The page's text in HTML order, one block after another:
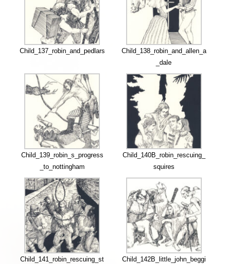
Child_137_robin_and_pedlars
Child_138_robin_and_allen_a
_dale
Child_139_robin_s_progress
_to_nottingham
Child_140B_robin_rescuing_
squires
Child_141_robin_rescuing_st
Child_142B_little_john_beggi